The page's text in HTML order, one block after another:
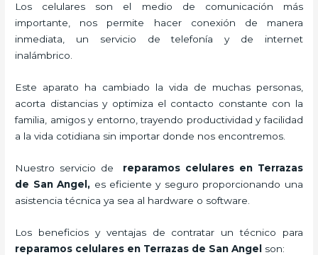
Los celulares son el medio de comunicación más
importante, nos permite hacer conexión de manera
inmediata, un servicio de telefonía y de internet
inalámbrico.
Este aparato ha cambiado la vida de muchas personas,
acorta distancias y optimiza el contacto constante con la
familia, amigos y entorno, trayendo productividad y facilidad
a la vida cotidiana sin importar donde nos encontremos.
Nuestro servicio de reparamos celulares en Terrazas
de San Angel, es eficiente y seguro proporcionando una
asistencia técnica ya sea al hardware o software.
Los beneficios y ventajas de contratar un técnico para
reparamos celulares en Terrazas de San Angel son: